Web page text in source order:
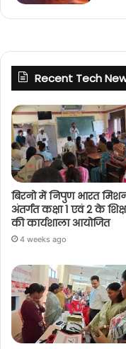
Recent Tech
बिरनो में निपुण भारत
अंतर्गत कक्षा 1 एवं 2 के
की कार्यशाला आयोजित
4 weeks ago